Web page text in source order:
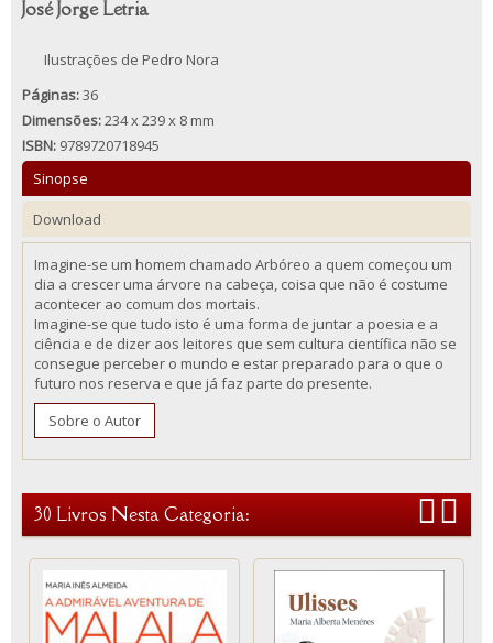
José Jorge Letria
Ilustrações de Pedro Nora
Páginas:36
Dimensões:234 x 239 x 8 mm
ISBN: 9789720718945
Sinopse
Download
Imagine-se um homem chamado Arbóreo a quem começou um
dia a crescer uma árvore na cabeça, coisa que não é costume
acontecer ao comum dos mortais.
Imagine-se que tudo isto é uma forma de juntar a poesia e a
ciência e de dizer aos leitores que sem cultura científica não se
consegue perceber o mundo e estar preparado para o que o
futuro nos reserva e que já faz parte do presente.
Sobre o Autor
30 Livros Nesta Categoria: